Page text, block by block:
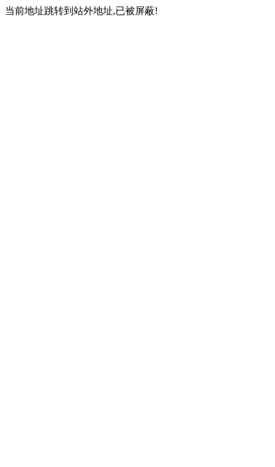
当前地址跳转到站外地址,已被屏蔽!